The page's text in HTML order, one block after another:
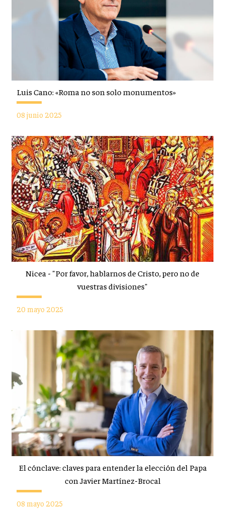
Luis Cano: «Roma no son solo monumentos»
08 junio 2025
Nicea - "Por favor, hablarnos de Cristo, pero no de
vuestras divisiones"
20 mayo 2025
El cónclave: claves para entender la elección del Papa
con Javier Martínez-Brocal
08 mayo 2025